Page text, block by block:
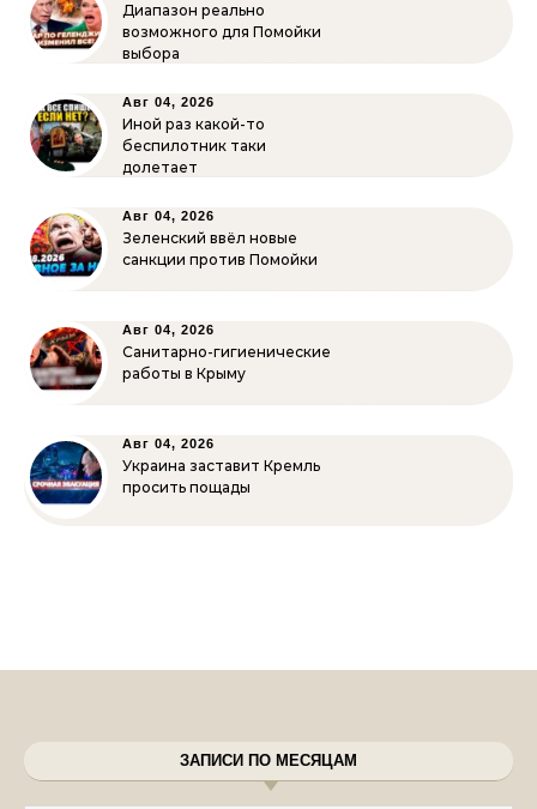
Диапазон реально
возможного для Помойки
выбора
Авг 04, 2026
Иной раз какой-то
беспилотник таки
долетает
Авг 04, 2026
Зеленский ввёл новые
санкции против Помойки
Авг 04, 2026
Санитарно-гигиенические
работы в Крыму
Авг 04, 2026
Украина заставит Кремль
просить пощады
ЗАПИСИ ПО МЕСЯЦАМ